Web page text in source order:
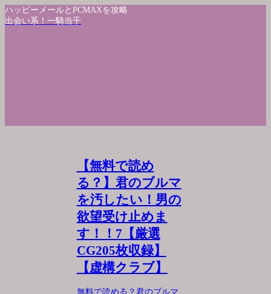
ハッピーメールとPCMAXを攻略
出会い系！一騎当千
【無料で読め
る？】君のブルマ
を汚したい！男の
欲望受け止めま
す！！7【厳選
CG205枚収録】
【虚構クラブ】
無料で読める？君のブルマ